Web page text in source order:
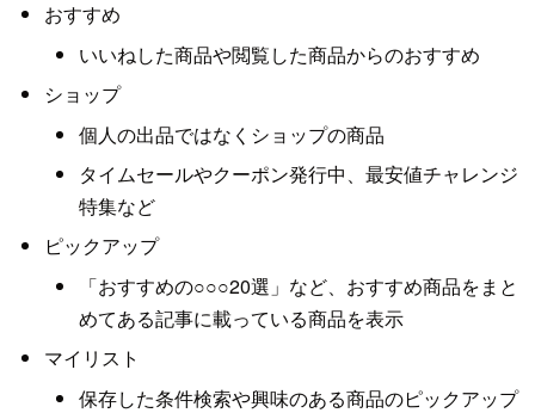
おすすめ
いいねした商品や閲覧した商品からのおすすめ
ショップ
個人の出品ではなくショップの商品
タイムセールやクーポン発行中、最安値チャレンジ
特集など
ピックアップ
「おすすめの○○○20選」など、おすすめ商品をまと
めてある記事に載っている商品を表示
マイリスト
保存した条件検索や興味のある商品のピックアップ